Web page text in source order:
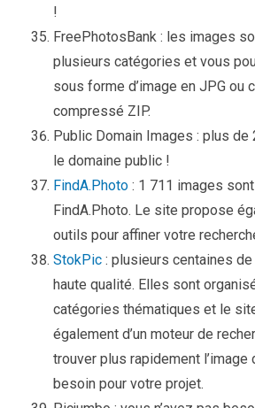
!
FreePhotosBank : les images
plusieurs catégories et vous
sous forme d’image en JPG ou
compressé ZIP.
Public Domain Images : plus
le domaine public !
FindA.Photo : 1 711 images
FindA.Photo. Le site propose
outils pour affiner votre
StokPic : plusieurs centaines
haute qualité. Elles sont
catégories thématiques et le
également d’un moteur de
trouver plus rapidement l’image
besoin pour votre projet.